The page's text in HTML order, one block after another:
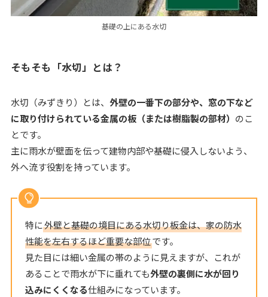
基礎の上にある水切
そもそも「水切」とは？
水切（みずきり）とは、 外壁の一番下の部分や、窓の下など
に取り付けられている金属の板（または樹脂製の部材） のこ
とです。
主に雨水が壁面を伝って建物内部や基礎に侵入しないよう、
外へ流す役割を持っています。
特に外壁と基礎の境目にある水切り板金は、家の防水
性能を左右するほど重要な部位です。
見た目には細い金属の帯のように見えますが、これが
あることで雨水が下に垂れても外壁の裏側に水が回り
込みにくくなる仕組みになっています。